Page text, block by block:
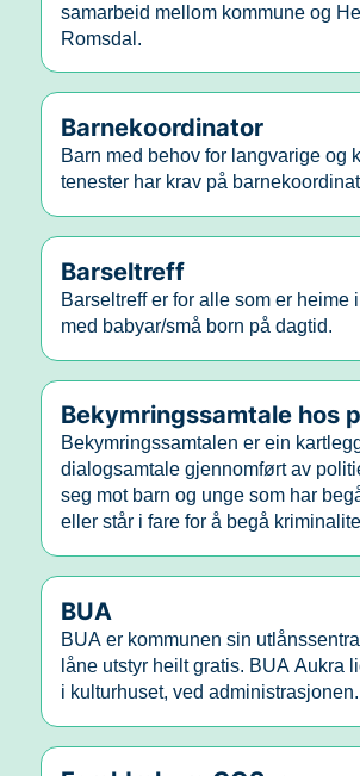
samarbeid mellom kommune og
Romsdal.
Barnekoordinator
Barn med behov for langvarige og
tenester har krav på
Barseltreff
Barseltreff er for alle som er heime
med babyar/små born på dagtid.
Bekymringssamtale hos
Bekymringssamtalen er ein
dialogsamtale gjennomført av
seg mot barn og unge som har
eller står i fare for å begå
BUA
BUA er kommunen sin
låne utstyr heilt gratis. BUA Aukra
i kulturhuset, ved administrasjonen.